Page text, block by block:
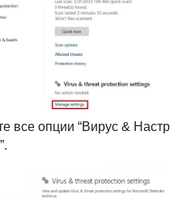
все опции “Вирус &